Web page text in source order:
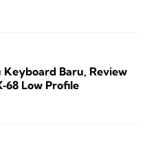
Keyboard Baru, Review
Low Profile